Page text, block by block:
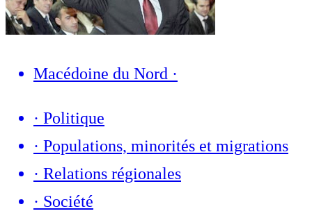
Macédoine du Nord ·
· Politique
· Populations, minorités et migrations
· Relations régionales
· Société